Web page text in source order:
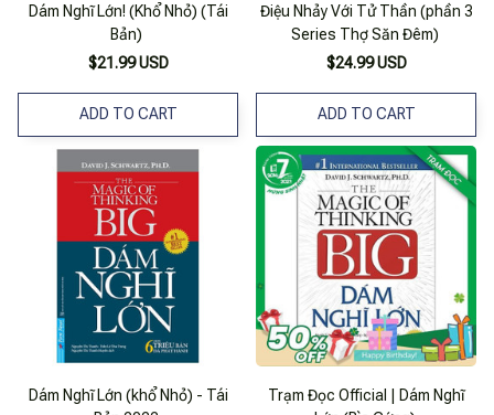
Dám Nghĩ Lớn! (Khổ Nhỏ) (Tái
Bản)
$21.99 USD
ADD TO CART
Điệu Nhảy Với Tử Thần (phần 3
Series Thợ Săn Đêm)
$24.99 USD
ADD TO CART
Dám Nghĩ Lớn (khổ Nhỏ) - Tái
Trạm Đọc Official | Dám Nghĩ